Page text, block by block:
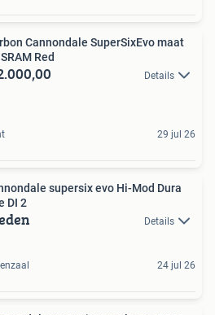
Cannondale SuperSixEvo maat
Red
Details
29 jul 26
supersix evo Hi-Mod Dura
DI 2
Details
24 jul 26